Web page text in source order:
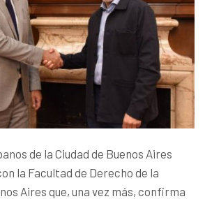
de la Ciudad de Buenos Aires
la Facultad de Derecho de la
Aires que, una vez más, confirma